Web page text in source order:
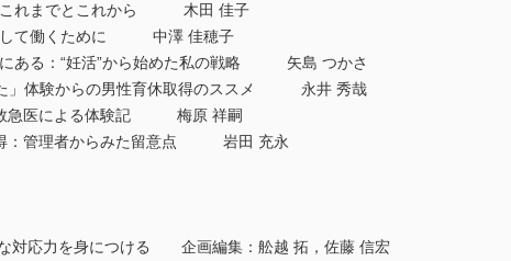
これまでとこれから 木田 佳子
して働くために 中澤 佳穂子
にある：“妊活”から始めた私の戦略 矢島 つかさ
た」体験からの男性育休取得のススメ 永井 秀哉
救急医による体験記 梅原 祥嗣
得：管理者からみた留意点 岩田 充永
対応力を身につける 企画編集：舩越 拓，佐藤 信宏